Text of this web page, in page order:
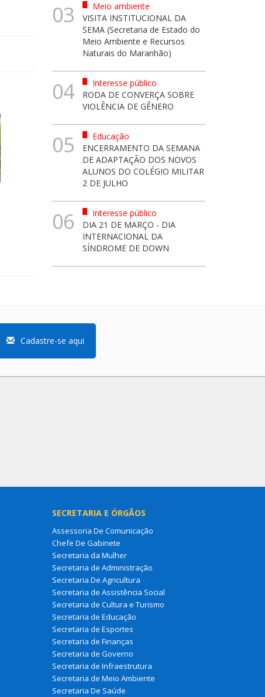
03
Meio ambiente
VISITA INSTITUCIONAL DA
SEMA (Secretaria de Estado do
Meio Ambiente e Recursos
Naturais do Maranhão)
04
Interesse público
RODA DE CONVERÇA SOBRE
VIOLÊNCIA DE GÊNERO
05
Educação
ENCERRAMENTO DA SEMANA
DE ADAPTAÇÃO DOS NOVOS
ALUNOS DO COLÉGIO MILITAR
2 DE JULHO
06
Interesse público
DIA 21 DE MARÇO - DIA
INTERNACIONAL DA
SÍNDROME DE DOWN
Cadastre-se aqui
SECRETARIA E ÓRGÃOS
Assessoria De Comunicação
Chefe De Gabinete
Secretaria da Mulher
Secretaria de Administração
Secretaria De Agricultura
Secretaria de Assistência Social
Secretaria de Cultura e Turismo
Secretaria de Educação
Secretaria de Esportes
Secretaria de Finanças
Secretaria de Governo
Secretaria de Infraestrutura
Secretaria de Meio Ambiente
Secretaria De Saúde